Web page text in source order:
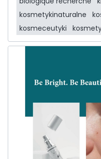
kosmetykinaturalne
kosmeceutyki